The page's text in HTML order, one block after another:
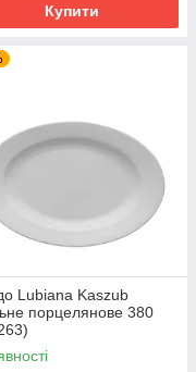
Купити
Lubiana Kaszub
порцелянове 380